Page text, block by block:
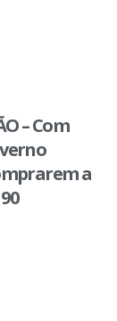
– Com
a